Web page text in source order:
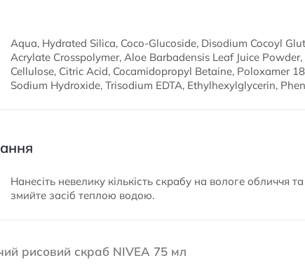
Aqua, Hydrated Silica, Coco-Glucoside, Disodium Cocoyl
Acrylate Crosspolymer, Aloe Barbadensis Leaf Juice
Cellulose, Citric Acid, Cocamidopropyl Betaine, Poloxamer
Sodium Hydroxide, Trisodium EDTA, Ethylhexylglycerin,
Нанесіть невелику кількість скрабу на вологе
змийте засіб теплою водою.
рисовий скраб NIVEA 75 мл